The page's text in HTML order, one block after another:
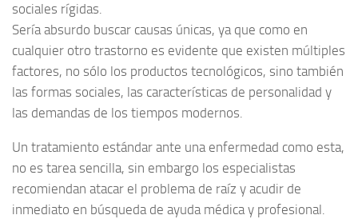
sociales rígidas.
Sería absurdo buscar causas únicas, ya que como en
cualquier otro trastorno es evidente que existen múltiples
factores, no sólo los productos tecnológicos, sino también
las formas sociales, las características de personalidad y
las demandas de los tiempos modernos.
Un tratamiento estándar ante una enfermedad como esta,
no es tarea sencilla, sin embargo los especialistas
recomiendan atacar el problema de raíz y acudir de
inmediato en búsqueda de ayuda médica y profesional.